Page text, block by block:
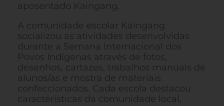
aposentado Kaingang.
A comunidade escolar Kaingang
socializou as atividades desenvolvidas
durante a Semana Internacional dos
Povos Indígenas através de fotos,
desenhos, cartazes, trabalhos manuais de
alunos/as e mostra de materiais
confeccionados. Cada escola destacou
características da comunidade local,